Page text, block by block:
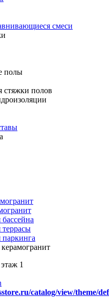
смеси
полы
стяжки полов
террасы
паркинга
1
catalog/view/theme/